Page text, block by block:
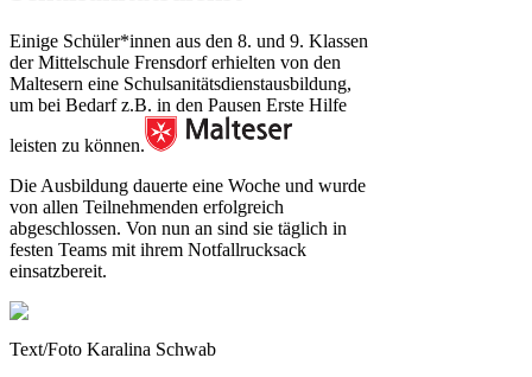
Einige Schüler*innen aus den 8. und 9. Klassen
der Mittelschule Frensdorf erhielten von den
Maltesern eine Schulsanitätsdienstausbildung,
um bei Bedarf z.B. in den Pausen Erste Hilfe
leisten zu können.
Die Ausbildung dauerte eine Woche und wurde
von allen Teilnehmenden erfolgreich
abgeschlossen. Von nun an sind sie täglich in
festen Teams mit ihrem Notfallrucksack
einsatzbereit.
Text/Foto Karalina Schwab